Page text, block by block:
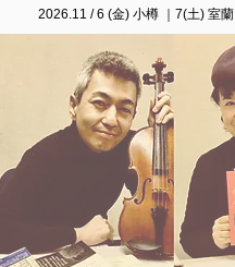
2026.11 / 6 (金) 小樽 ｜7(土) 室蘭